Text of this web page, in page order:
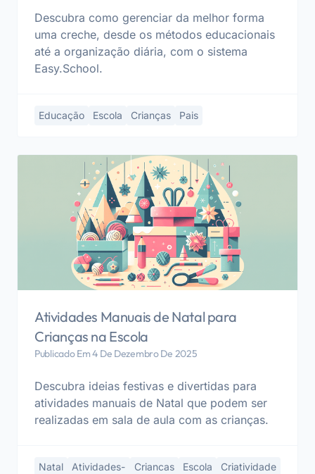
Descubra como gerenciar da melhor forma
uma creche, desde os métodos educacionais
até a organização diária, com o sistema
Easy.School.
Educação Escola Crianças Pais
Atividades Manuais de Natal para
Crianças na Escola
Publicado Em 4 De Dezembro De 2025
Descubra ideias festivas e divertidas para
atividades manuais de Natal que podem ser
realizadas em sala de aula com as crianças.
Natal
Atividades-
Criancas Escola Criatividade